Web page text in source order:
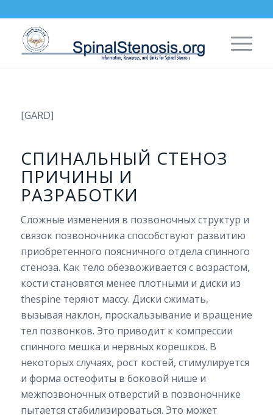
[GARD]
СПИНАЛЬНЫЙ СТЕНОЗ
ПРИЧИНЫ И
РАЗРАБОТКИ
Сложные изменения в позвоночных структур и
связок позвоночника способствуют развитию
приобретенного поясничного отдела спинного
стеноза. Как тело обезвоживается с возрастом,
кости становятся менее плотными и диски из
thespine теряют массу. Диски сжимать,
вызывая наклон, проскальзывание и вращение
тел позвонков. Это приводит к компрессии
спинного мешка и нервных корешков. В
некоторых случаях, рост костей, стимулируется
и форма остеофиты в боковой нише и
межпозвоночных отверстий в позвоночнике
пытается стабилизироваться. Это может